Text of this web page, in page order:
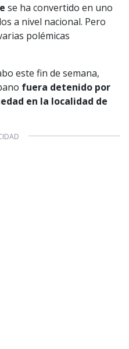
se ha convertido en uno
a nivel nacional. Pero
polémicas
este fin de semana,
fuera detenido por
en la localidad de